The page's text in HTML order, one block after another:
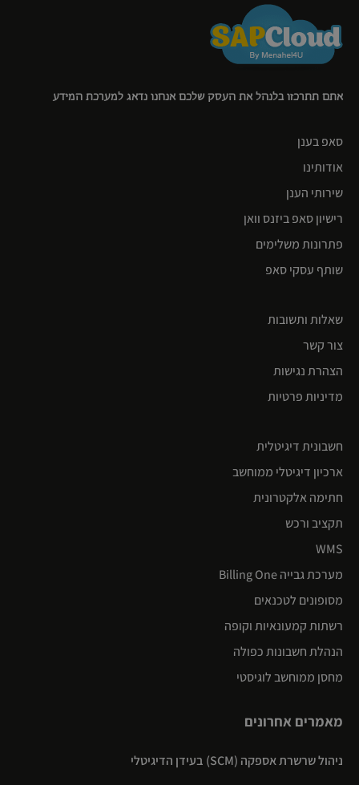
אתם תתרכזו בלנהל את העסק שלכם אנחנו נדאג למערכת המידע
סאפ בענן
אודותינו
שירותי הענן
רישיון סאפ ביזנס וואן
פתרונות משלימים
שותף עסקי סאפ
שאלות ותשובות
צור קשר
הצהרת נגישות
מדיניות פרטיות
חשבונית דיגיטלית
ארכיון דיגיטלי ממוחשב
חתימה אלקטרונית
תקציב ורכש
WMS
מערכת גבייה Billing One
מסופונים לטכנאים
רשתות קמעונאיות וקופה
הנהלת חשבונות כפולה
מחסן ממוחשב לוגיסטי
מאמרים אחרונים
ניהול שרשרת אספקה (SCM) בעידן הדיגיטלי